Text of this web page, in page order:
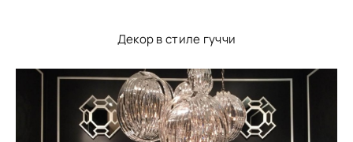
Декор в стиле гуччи